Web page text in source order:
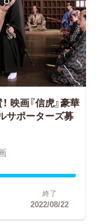
映画『信虎』豪華
サポーターズ募
終了
2022/08/22